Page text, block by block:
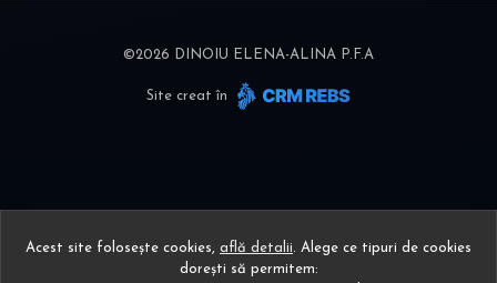
©2026 DINOIU ELENA-ALINA P.F.A
Site creat în
Acest site folosește cookies, află detalii. Alege ce tipuri de cookies
dorești să permitem: